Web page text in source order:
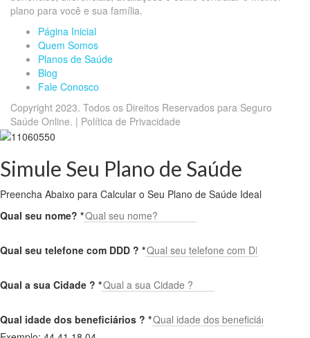
plano para você e sua família.
Página Inicial
Quem Somos
Planos de Saúde
Blog
Fale Conosco
Copyright 2023. Todos os Direitos Reservados para Seguro
Saúde Online. | Política de Privacidade
Simule Seu Plano de Saúde
Preencha Abaixo para Calcular o Seu Plano de Saúde Ideal
Qual seu nome? *
Qual seu telefone com DDD ? *
Qual a sua Cidade ? *
Qual idade dos beneficiários ? *